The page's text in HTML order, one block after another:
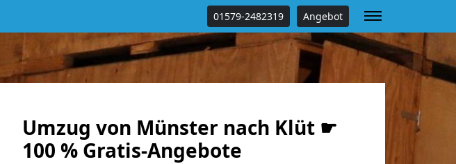
01579-2482319 Angebot
Umzug von Münster nach Klüt ☛
100 % Gratis-Angebote